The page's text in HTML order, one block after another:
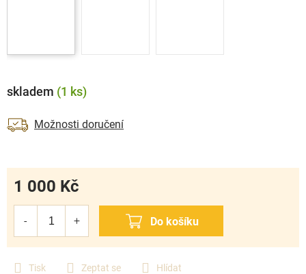
Tisk Zeptat se Hlídat
skladem (1 ks)
Možnosti doručení
1 000 Kč